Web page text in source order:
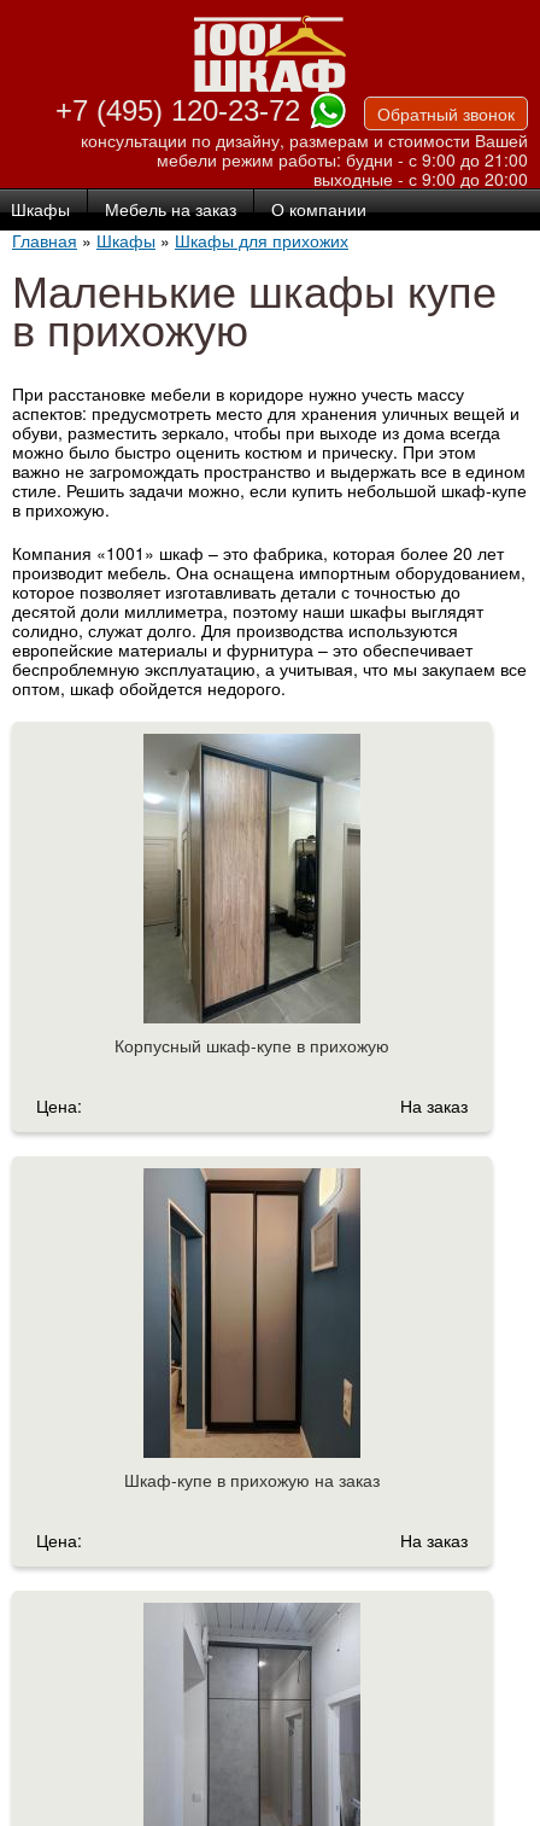
Перейти к
основному
содержанию
+7 (495) 120-23-72
Обратный звонок
консультации по дизайну, размерам и стоимости Вашей
мебели режим работы: будни - с 9:00 до 21:00
выходные - с 9:00 до 20:00
Шкафы Мебель на заказ О компании
Главная » Шкафы » Шкафы для прихожих
Маленькие шкафы купе
в прихожую
При расстановке мебели в коридоре нужно учесть массу
аспектов: предусмотреть место для хранения уличных вещей и
обуви, разместить зеркало, чтобы при выходе из дома всегда
можно было быстро оценить костюм и прическу. При этом
важно не загромождать пространство и выдержать все в едином
стиле. Решить задачи можно, если купить небольшой шкаф-купе
в прихожую.
Компания «1001» шкаф – это фабрика, которая более 20 лет
производит мебель. Она оснащена импортным оборудованием,
которое позволяет изготавливать детали с точностью до
десятой доли миллиметра, поэтому наши шкафы выглядят
солидно, служат долго. Для производства используются
европейские материалы и фурнитура – это обеспечивает
беспроблемную эксплуатацию, а учитывая, что мы закупаем все
оптом, шкаф обойдется недорого.
Корпусный шкаф-купе в прихожую
Цена: На заказ
Шкаф-купе в прихожую на заказ
Цена: На заказ